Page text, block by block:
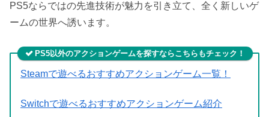
PS5ならではの先進技術が魅力を引き立て、全く新しいゲ
ームの世界へ誘います。
PS5以外のアクションゲームを探すならこちらもチェック！
Steamで遊べるおすすめアクションゲーム一覧！
Switchで遊べるおすすめアクションゲーム紹介